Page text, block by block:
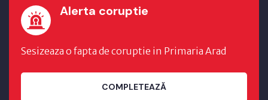
Alerta coruptie
Sesizeaza o fapta de coruptie in Primaria Arad
COMPLETEAZĂ